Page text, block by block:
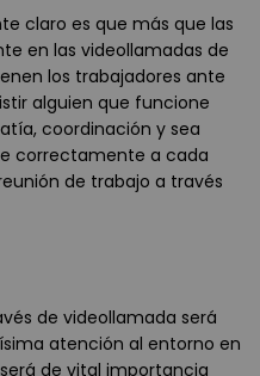
claro es que más que las
en las videollamadas de
los trabajadores ante
alguien que funcione
coordinación y sea
correctamente a cada
de trabajo a través
de videollamada será
atención al entorno en
de vital importancia